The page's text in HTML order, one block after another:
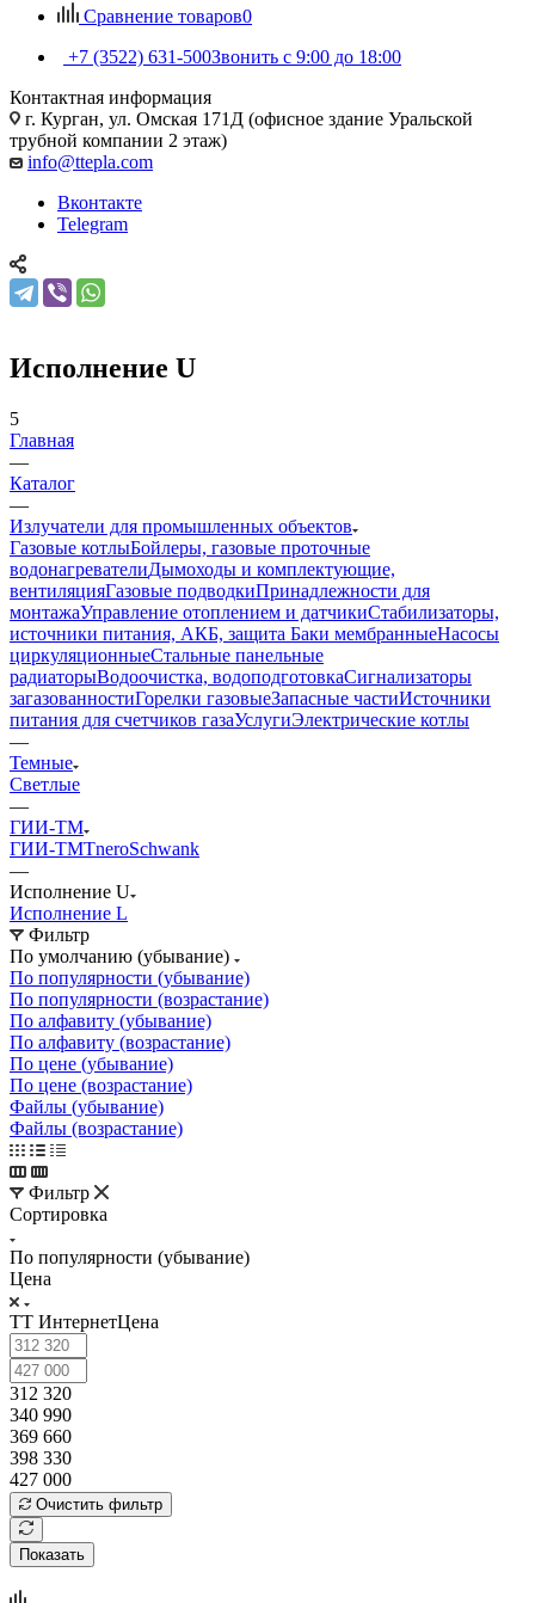
Сравнение товаров0
+7 (3522) 631-500Звонить с 9:00 до 18:00
Контактная информация
г. Курган, ул. Омская 171Д (офисное здание Уральской
трубной компании 2 этаж)
info@ttepla.com
Вконтакте
Telegram
Исполнение U
5
Главная
—
Каталог
—
Излучатели для промышленных объектов
Газовые котлыБойлеры, газовые проточные
водонагревателиДымоходы и комплектующие,
вентиляцияГазовые подводкиПринадлежности для
монтажаУправление отоплением и датчикиСтабилизаторы,
источники питания, АКБ, защита Баки мембранныеНасосы
циркуляционныеСтальные панельные
радиаторыВодоочистка, водоподготовкаСигнализаторы
загазованностиГорелки газовыеЗапасные частиИсточники
питания для счетчиков газаУслугиЭлектрические котлы
—
Темные
Светлые
—
ГИИ-ТМ
ГИИ-ТМТneroSchwank
—
Исполнение U
Исполнение L
Фильтр
По умолчанию (убывание)
По популярности (убывание)
По популярности (возрастание)
По алфавиту (убывание)
По алфавиту (возрастание)
По цене (убывание)
По цене (возрастание)
Файлы (убывание)
Файлы (возрастание)
Фильтр
Сортировка
По популярности (убывание)
Цена
ТТ ИнтернетЦена
312 320
340 990
369 660
398 330
427 000
Очистить фильтр
Показать